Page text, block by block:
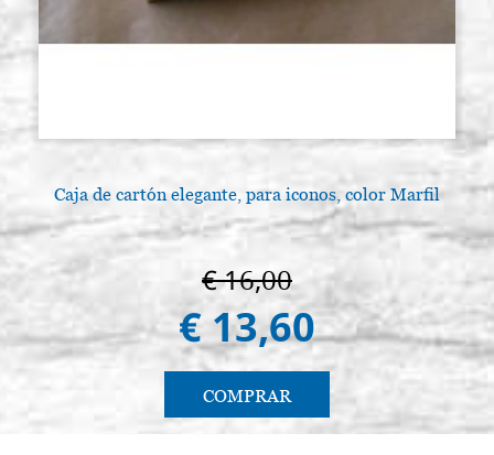
Caja de cartón elegante, para iconos, color Marfil
€ 16,00
€ 13,60
COMPRAR